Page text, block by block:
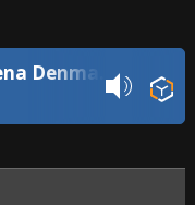
Radio Antena Denmark